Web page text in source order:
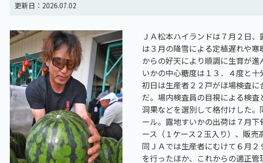
更新日：2026.07.02
ＪＡ松本ハイランドは７月２日
は３月の降雪による定植遅れや
からの好天により順調に生育が
いかの中心糖度は１３．４度と十
初日は生産者２２戸がほ場検査
だ。場内検査員の目視による検
洞果などを選別して格付けした
ール。露地すいかの出荷は７月
ース（１ケース２玉入り）、販売
同ＪＡでは生産者にむけて６月
を行ったほか、これからの適正